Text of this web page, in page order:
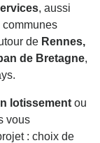
, aussi
de Rennes,
de Bretagne,
lotissement ou
vous
: choix de